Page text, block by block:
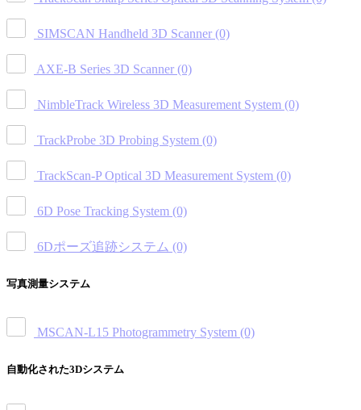
SIMSCAN Handheld 3D Scanner (0)
AXE-B Series 3D Scanner (0)
NimbleTrack Wireless 3D Measurement System (0)
TrackProbe 3D Probing System (0)
TrackScan-P Optical 3D Measurement System (0)
6D Pose Tracking System (0)
6Dポーズ追跡システム (0)
写真測量システム
MSCAN-L15 Photogrammetry System (0)
自動化された3Dシステム